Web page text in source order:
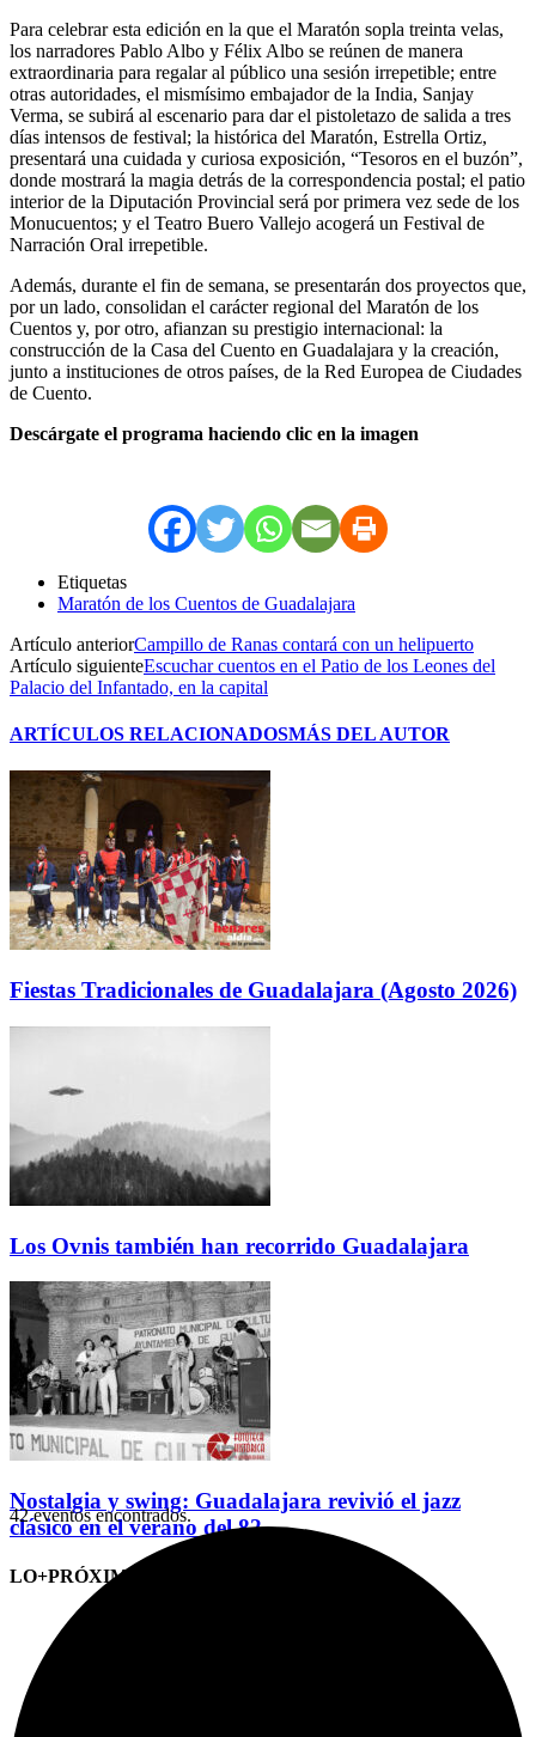
Para celebrar esta edición en la que el Maratón sopla treinta velas,
los narradores Pablo Albo y Félix Albo se reúnen de manera
extraordinaria para regalar al público una sesión irrepetible; entre
otras autoridades, el mismísimo embajador de la India, Sanjay
Verma, se subirá al escenario para dar el pistoletazo de salida a tres
días intensos de festival; la histórica del Maratón, Estrella Ortiz,
presentará una cuidada y curiosa exposición, “Tesoros en el buzón”,
donde mostrará la magia detrás de la correspondencia postal; el patio
interior de la Diputación Provincial será por primera vez sede de los
Monucuentos; y el Teatro Buero Vallejo acogerá un Festival de
Narración Oral irrepetible.
Además, durante el fin de semana, se presentarán dos proyectos que,
por un lado, consolidan el carácter regional del Maratón de los
Cuentos y, por otro, afianzan su prestigio internacional: la
construcción de la Casa del Cuento en Guadalajara y la creación,
junto a instituciones de otros países, de la Red Europea de Ciudades
de Cuento.
Descárgate el programa haciendo clic en la imagen
Etiquetas
Maratón de los Cuentos de Guadalajara
Artículo anteriorCampillo de Ranas contará con un helipuerto
Artículo siguienteEscuchar cuentos en el Patio de los Leones del
Palacio del Infantado, en la capital
ARTÍCULOS RELACIONADOSMÁS DEL AUTOR
Fiestas Tradicionales de Guadalajara (Agosto 2026)
Los Ovnis también han recorrido Guadalajara
Nostalgia y swing: Guadalajara revivió el jazz
clásico en el verano del 82
LO+PRÓXIMO (CITAS)
42 eventos encontrados.